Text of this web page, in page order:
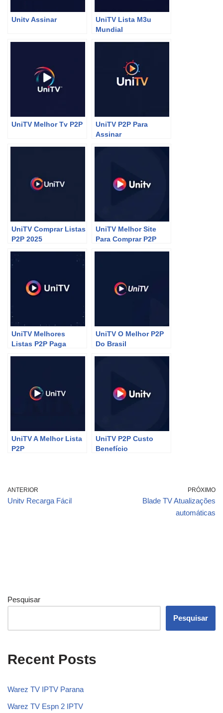
Unitv Assinar
UniTV Lista M3u
Mundial
UniTV Melhor Tv P2P
UniTV P2P Para
Assinar
UniTV Comprar Listas
P2P 2025
UniTV Melhor Site
Para Comprar P2P
UniTV Melhores
Listas P2P Paga
UniTV O Melhor P2P
Do Brasil
UniTV A Melhor Lista
P2P
UniTV P2P Custo
Benefício
ANTERIOR
Unitv Recarga Fácil
PRÓXIMO
Blade TV Atualizações
automáticas
Pesquisar
Pesquisar
Recent Posts
Warez TV IPTV Parana
Warez TV Espn 2 IPTV